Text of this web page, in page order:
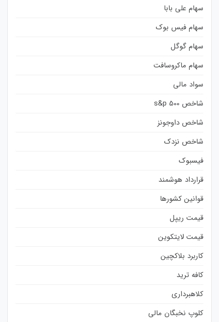
سهام علی بابا
سهام فیس بوک
سهام گوگل
سهام ماکروسافت
سواد مالی
شاخص s&p 500
شاخص داوجونز
شاخص نزدک
فیسبوک
قرارداد هوشمند
قوانین کشورها
قیمت ریپل
قیمت لایتکوین
کاربرد بلاکچین
کافه ترید
کلاهبرداری
کلوپ نخبگان مالی